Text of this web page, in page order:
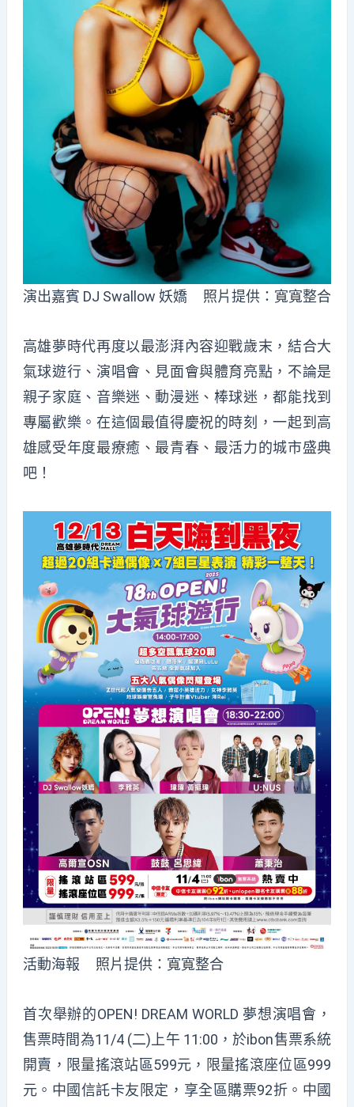
演出嘉賓 DJ Swallow 妖嬌 照片提供：寬寬整合
高雄夢時代再度以最澎湃內容迎戰歲末，結合大
氣球遊行、演唱會、見面會與體育亮點，不論是
親子家庭、音樂迷、動漫迷、棒球迷，都能找到
專屬歡樂。在這個最值得慶祝的時刻，一起到高
雄感受年度最療癒、最青春、最活力的城市盛典
吧！
活動海報 照片提供：寬寬整合
首次舉辦的OPEN! DREAM WORLD 夢想演唱會，
售票時間為11/4 (二)上午 11:00，於ibon售票系統
開賣，限量搖滾站區599元，限量搖滾座位區999
元。中國信託卡友限定，享全區購票92折。中國